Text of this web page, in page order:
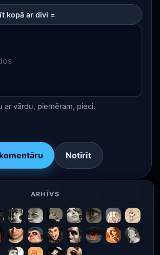
kopā ar divi =
ar vārdu, piemēram, pieci.
Notīrīt
ARHĪVS